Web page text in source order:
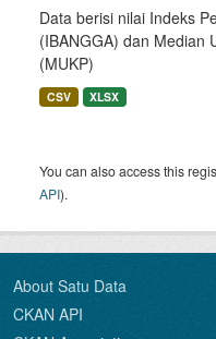
Data berisi nilai Indeks
(IBANGGA) dan Median
(MUKP)
CSV XLSX
You can also access this
API).
About Satu Data
CKAN API